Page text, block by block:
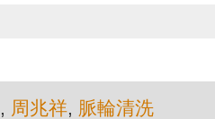
, 周兆祥, 脈輪清洗